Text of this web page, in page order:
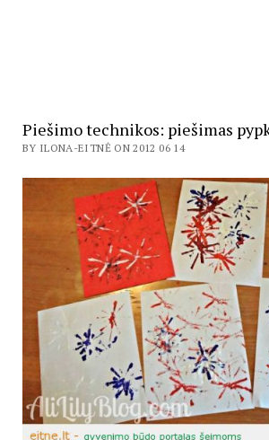
Piešimo technikos: piešimas
BY ILONA-EITNĖ ON 2012 06 14